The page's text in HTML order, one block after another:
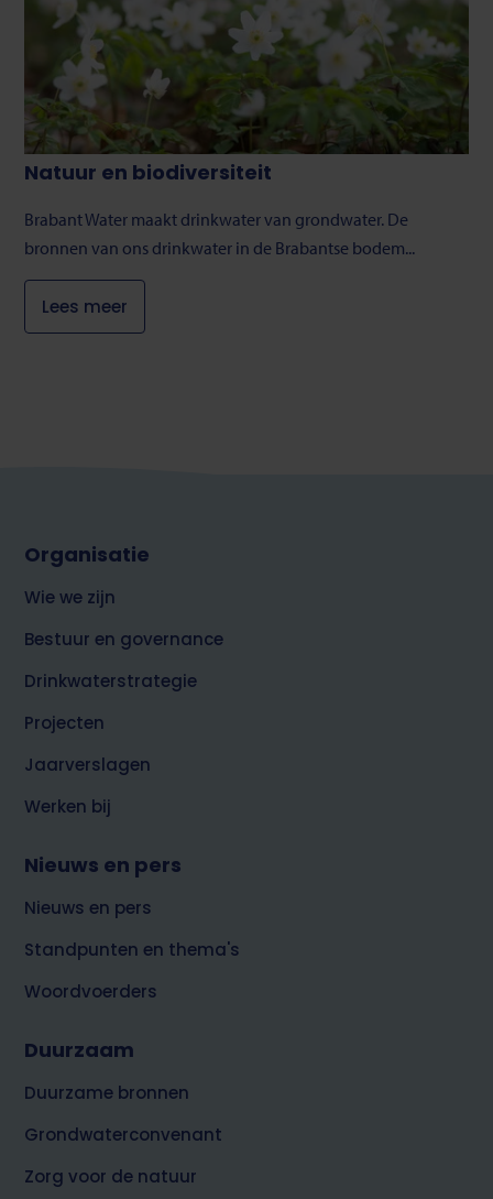
Natuur en biodiversiteit
Brabant Water maakt drinkwater van grondwater. De
bronnen van ons drinkwater in de Brabantse bodem...
Lees meer
Footer
top
over
Water
Organisatie
Wie we zijn
Bestuur en governance
Drinkwaterstrategie
Projecten
Jaarverslagen
Werken bij
Nieuws en pers
Nieuws en pers
Standpunten en thema's
Woordvoerders
Duurzaam
Duurzame bronnen
Grondwaterconvenant
Zorg voor de natuur